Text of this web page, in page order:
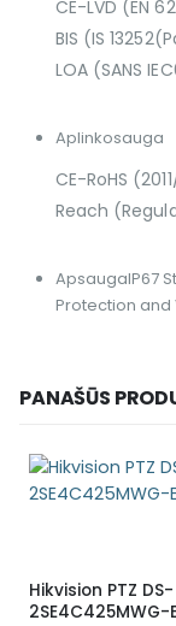
CE-LVD (EN
BIS (IS
LOA (SANS
Aplinkosauga
CE-RoHS
Reach
ApsaugaIP67
Protection and
PANAŠŪS
Hikvision PTZ DS-
2SE4C425MWG-